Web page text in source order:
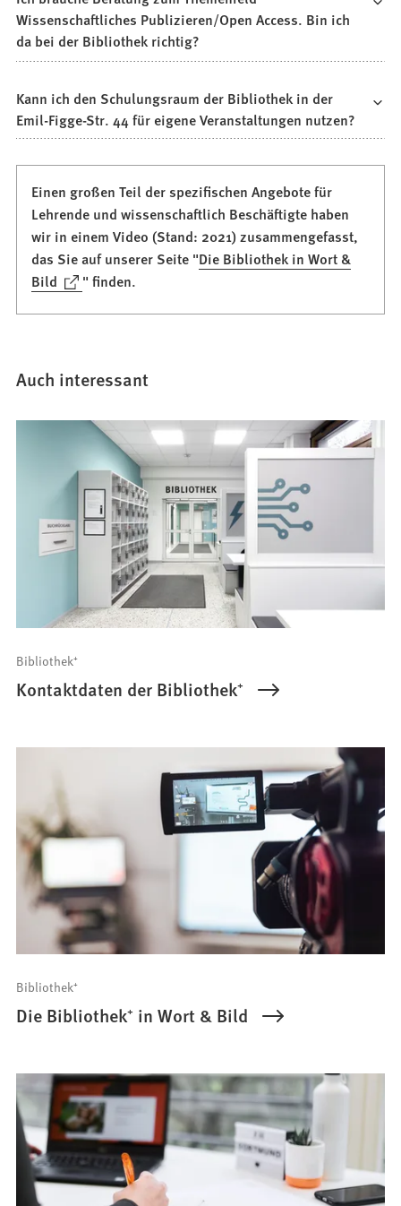
Wissenschaftliches Publizieren/Open Access. Bin ich
da bei der Bibliothek richtig?
Kann ich den Schulungsraum der Bibliothek in der
Emil-Figge-Str. 44 für eigene Veranstaltungen nutzen?
Einen großen Teil der spezifischen Angebote für
Lehrende und wissenschaftlich Beschäftigte haben
wir in einem Video (Stand: 2021) zusammengefasst,
das Sie auf unserer Seite "Die Bibliothek in Wort &
Bild
(Öffnet
" finden.
Auch interessant
Bibliothek⁺
Kontaktdaten der Bibliothek⁺
Bibliothek⁺
Die Bibliothek⁺ in Wort & Bild